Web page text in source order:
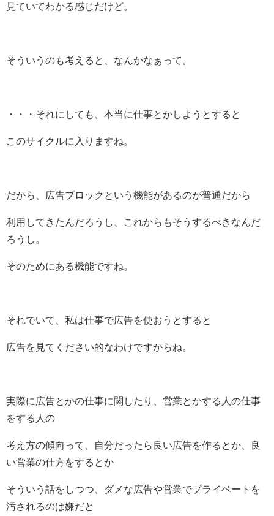
見ていてわかる感じだけど。
そういうのも考えると、なんかなぁって。
・・・それにしても、本当に仕事とかしようとすると
このサイクルに入りますね。
だから、広告ブロックという機能があるのが普通だから
利用してきたんだろうし、これからもそうするべきなんだ
ろうし。
そのためにある機能ですね。
それでいて、私は仕事で広告を使おうとすると
広告を見てください的なわけですからね。
実際に広告とかの仕事に関したり、営業とかする人の仕事
をする人の
考え方の傾向って、自分だったら良い広告を作るとか、良
い営業の仕方をするとか
そういう話をしつつ、ダメな広告や営業でプライベートを
汚されるのは嫌だと